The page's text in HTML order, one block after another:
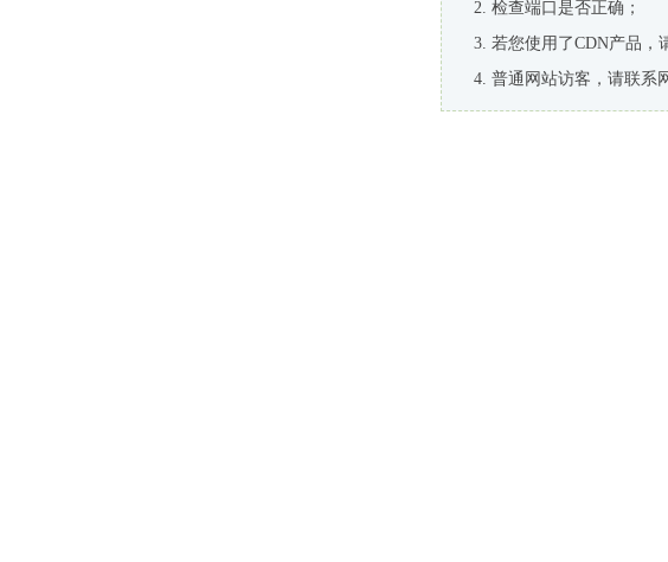
检查端口是否正确；
若您使用了CDN产品，
普通网站访客，请联系